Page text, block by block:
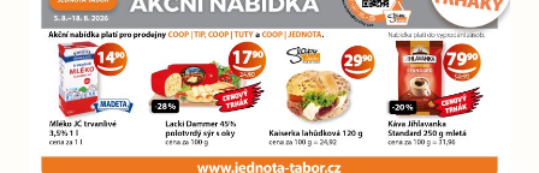
Přihlásit se
Přihlásit se přes Facebook
Ještě nemám účet, chci seRegistrovat
Čtenáři píší
Speciální přílohy
Inzerce